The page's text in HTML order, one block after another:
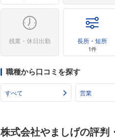
残業・休日出勤 長所・短所
1件
職種から口コミを探す
すべて 営業
株式会社やましげの評判